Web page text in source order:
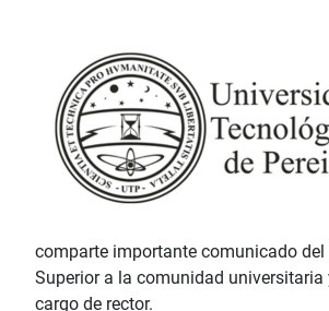
comparte importante comunicado del
Superior a la comunidad universitaria
cargo de rector.